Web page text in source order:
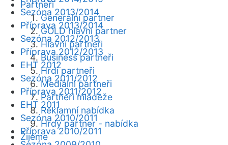
Partneři
Generální partner
GOLD hlavní partner
Hlavní partneři
Business partneři
Hrdí partneři
Mediální partneři
Partneři mládeže
Reklamní nabídka
Hrdý partner - nabídka
Žijeme
Sezóna 2013/2014
Příprava 2013/2014
Sezóna 2012/2013
Příprava 2012/2013
EHT 2012
Sezóna 2011/2012
Příprava 2011/2012
EHT 2011
Sezóna 2010/2011
Příprava 2010/2011